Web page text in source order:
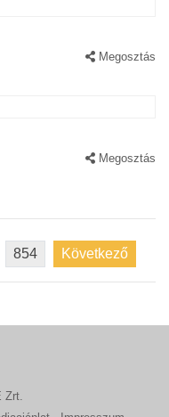
Megosztás
Megosztás
854 Következő
Zrt.